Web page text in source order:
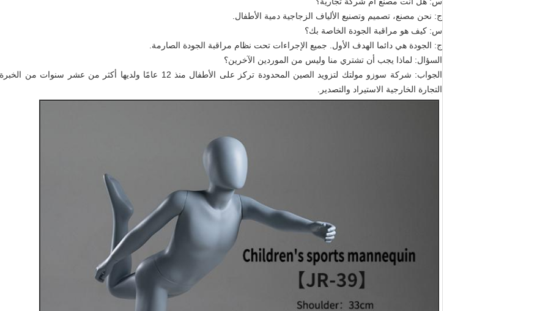
ج: نحن مصنع، تصميم وتصنيع الألياف الزجاجية دمية الأطفال.
س: كيف هو مراقبة الجودة الخاصة بك؟
ج: الجودة هي دائما الهدف الأول. جميع الإجراءات تحت نظام مراقبة الجودة الصارمة.
السؤال: لماذا يجب أن تشتري منا وليس من الموردين الآخرين؟
الجواب: شركة سوزو مولتك لتزويد الصين المحدودة تركز على الأطفال منذ 12 عامًا ولديها أكثر من عشر سنوات
التجارة الخارجية الاستيراد والتصدير.